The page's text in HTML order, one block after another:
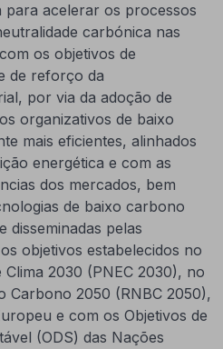
acelerar os processos
carbónica nas
os objetivos de
de reforço da
por via da adoção de
organizativos de baixo
mais eficientes, alinhados
energética e com as
dos mercados, bem
de baixo carbono
disseminadas pelas
objetivos estabelecidos no
2030 (PNEC 2030), no
Carbono 2050 (RNBC 2050),
e com os Objetivos de
(ODS) das Nações